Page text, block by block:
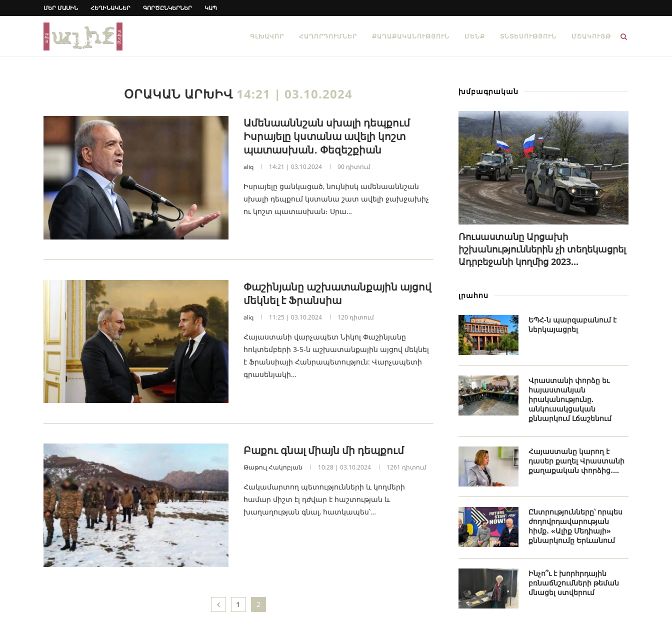
ՄԵՐ ՄԱՍԻՆ ՀԵՂԻՆԱԿՆԵՐ ԳՈՐԾԸՆԿԵՐՆԵՐ ԿԱՊ
ԳԼԽԱՎՈՐ ՀԱՂՈՐԴՈՒՄՆԵՐ ՔԱՂԱՔԱԿԱՆՈՒԹՅՈՒՆ ՄԵՆՔ ՏՆՏԵՍՈՒԹՅՈՒՆ ՄՇԱԿՈՒՅԹ
ՕՐԱԿԱՆ ԱՐԽԻՎ 14:21 | 03.10.2024
Ամենաաննշան սխալի դեպքում
Իսրայելը կստանա ավելի կոշտ
պատասխան․ Փեզեշքիան
aliq 14:21 | 03.10.2024 90 դիտում
Իսրայելը ցանկացած, նույնիսկ ամենաաննշան
սխալի դեպքում կստանա շատ ավելի ջախջախիչ
ու կոշտ պատասխան։ Սրա…
Փաշինյանը աշխատանքային այցով
մեկնել է Ֆրանսիա
aliq 11:25 | 03.10.2024 120 դիտում
Հայաստանի վարչապետ Նիկոլ Փաշինյանը
հոկտեմբերի 3-5-ն աշխատանքային այցով մեկնել
է Ֆրանսիայի Հանրապետություն: Վարչապետի
գրասենյակի…
Բաքու գնալ միայն մի դեպքում
Թաթուլ Հակոբյան 10:28 | 03.10.2024 1261 դիտում
Հակամարտող պետությունների և կողմերի
համար միշտ էլ դժվար է հաշտության և
խաղաղության գնալ, հատկապես՝…
1 2
խմբագրական
Ռուսաստանը Արցախի
իշխանություններին չի տեղեկացրել
Ադրբեջանի կողմից 2023...
լրահոս
ԵՊՀ-ն պարզաբանում է
ներկայացրել
Վրաստանի փորձը եւ
հայաստանյան
իրականությունը.
անկուսակցական
քննարկում Լճաշենում
Հայաստանը կարող է
դասեր քաղել Վրաստանի
քաղաքական փորձից․...
Ընտրությունները՝ որպես
ժողովրդավարության
հիմք․ «Ալիք Մեդիայի»
քննարկումը Երևանում
Ինչո՞ւ է խորհրդային
բռնաճնշումների թեման
մնացել ստվերում